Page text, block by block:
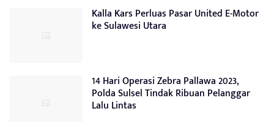
Kalla Kars Perluas Pasar United E-Motor
ke Sulawesi Utara
14 Hari Operasi Zebra Pallawa 2023,
Polda Sulsel Tindak Ribuan Pelanggar
Lalu Lintas